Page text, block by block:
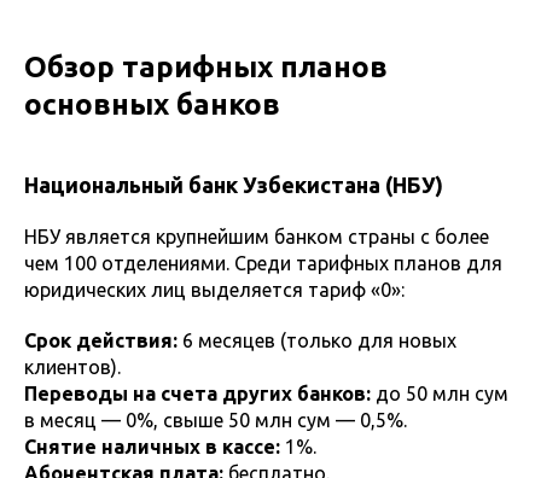
Обзор тарифных планов
основных банков
Национальный банк Узбекистана (НБУ)
НБУ является крупнейшим банком страны с более
чем 100 отделениями. Среди тарифных планов для
юридических лиц выделяется тариф «0»:
Срок действия: 6 месяцев (только для новых
клиентов).
Переводы на счета других банков: до 50 млн сум
в месяц — 0%, свыше 50 млн сум — 0,5%.
Снятие наличных в кассе: 1%.
Абонентская плата: бесплатно.